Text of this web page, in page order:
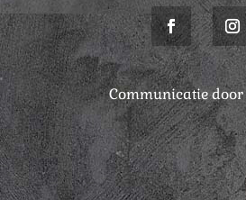
Communicatie door